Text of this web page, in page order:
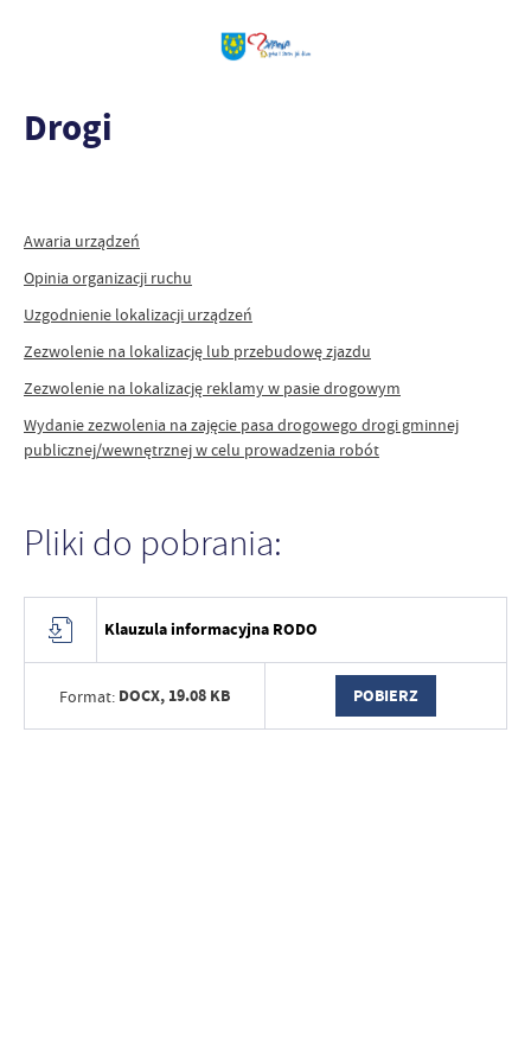
Drogi
Awaria urządzeń
Opinia organizacji ruchu
Uzgodnienie lokalizacji urządzeń
Zezwolenie na lokalizację lub przebudowę zjazdu
Zezwolenie na lokalizację reklamy w pasie drogowym
Wydanie zezwolenia na zajęcie pasa drogowego drogi gminnej
publicznej/wewnętrznej w celu prowadzenia robót
Pliki do pobrania:
Klauzula informacyjna RODO
Format: DOCX, 19.08 KB POBIERZ